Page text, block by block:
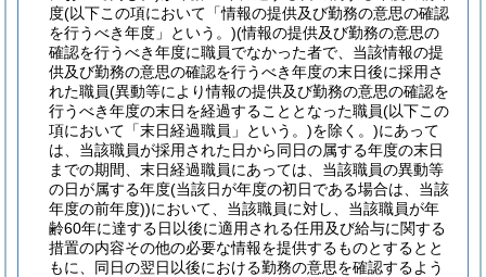
度(以下この項において「情報の提供及び勤務の意思の確認
を行うべき年度」という。)(情報の提供及び勤務の意思の
確認を行うべき年度に職員でなかった者で、当該情報の提
供及び勤務の意思の確認を行うべき年度の末日後に採用さ
れた職員(異動等により情報の提供及び勤務の意思の確認を
行うべき年度の末日を経過することとなった職員(以下この
項において「末日経過職員」という。)を除く。)にあって
は、当該職員が採用された日から同日の属する年度の末日
までの期間、末日経過職員にあっては、当該職員の異動等
の日が属する年度(当該日が年度の初日である場合は、当該
年度の前年度))において、当該職員に対し、当該職員が年
齢60年に達する日以後に適用される任用及び給与に関する
措置の内容その他の必要な情報を提供するものとするとと
もに、同日の翌日以後における勤務の意思を確認するよう